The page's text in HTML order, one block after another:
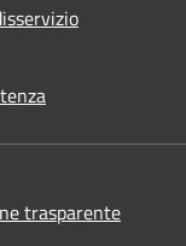
trasparente